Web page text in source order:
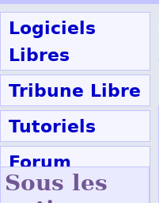
Logiciels
Libres
Tribune Libre
Tutoriels
Forum
Participer
Sous les